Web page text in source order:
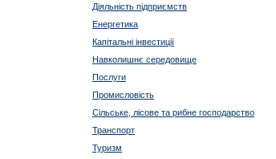
Діяльність підприємств
Енергетика
Капітальні інвестиції
Навколишнє середовище
Послуги
Промисловість
Сільське, лісове та рибне господарство
Транспорт
Туризм